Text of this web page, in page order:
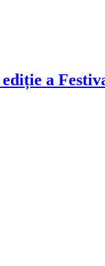
ediție a